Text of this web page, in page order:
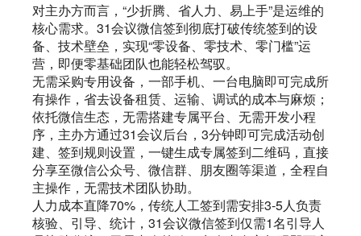
对主办方而言，“少折腾、省人力、易上手”是运维的
核心需求。31会议微信签到彻底打破传统签到的设
备、技术壁垒，实现“零设备、零技术、零门槛”运
营，即便零基础团队也能轻松驾驭。
无需采购专用设备，一部手机、一台电脑即可完成所
有操作，省去设备租赁、运输、调试的成本与麻烦；
依托微信生态，无需搭建专属平台、无需开发小程
序，主办方通过31会议后台，3分钟即可完成活动创
建、签到规则设置，一键生成专属签到二维码，直接
分享至微信公众号、微信群、朋友圈等渠道，全程自
主操作，无需技术团队协助。
人力成本直降70%，传统人工签到需安排3-5人负责
核验、引导、统计，31会议微信签到仅需1名引导人